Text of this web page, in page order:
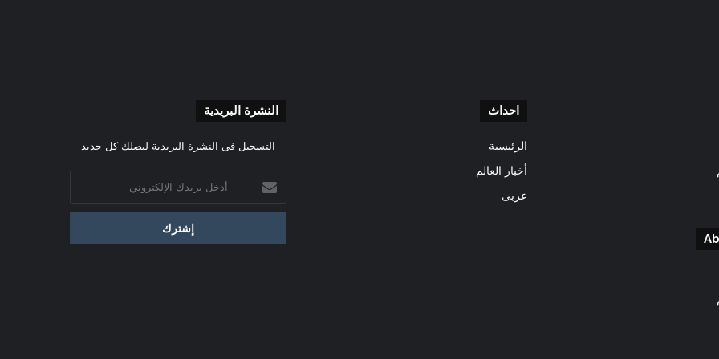
احداث
الرئيسية
أخبار العالم
عربى
النشرة البريدية
التسجيل فى النشرة البريدية ليصلك كل جديد
بريدك
الإلكتروني